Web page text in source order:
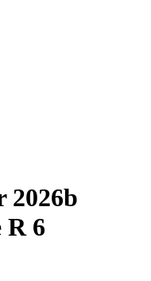
2026b
R 6